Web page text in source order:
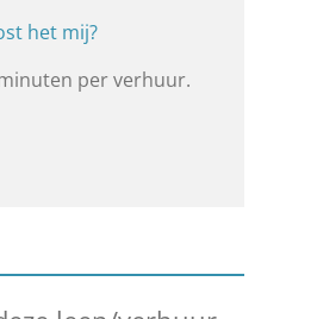
het mij?
per verhuur.